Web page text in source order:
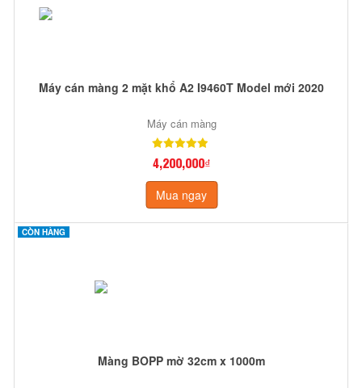
Máy cán màng 2 mặt khổ A2 I9460T Model mới 2020
Máy cán màng
4,200,000₫
Mua ngay
CÒN HÀNG
Màng BOPP mờ 32cm x 1000m